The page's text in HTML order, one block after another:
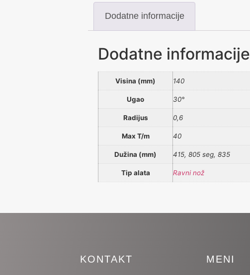
Dodatne informacije
Dodatne informacije
Visina (mm) 140
Ugao 30°
Radijus 0,6
Max T/m 40
Dužina (mm) 415, 805 seg, 835
Tip alata Ravni nož
KONTAKT MENI